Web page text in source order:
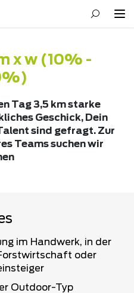
x w (10% -
Tag 3,5 km starke
Geschick, Dein
sind gefragt. Zur
Teams suchen wir
im Handwerk, in der
oder
Outdoor-Typ